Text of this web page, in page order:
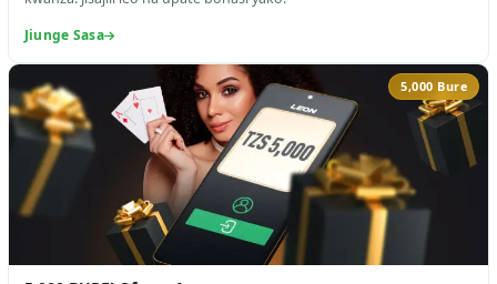
Jiunge Sasa
5,000 Bure